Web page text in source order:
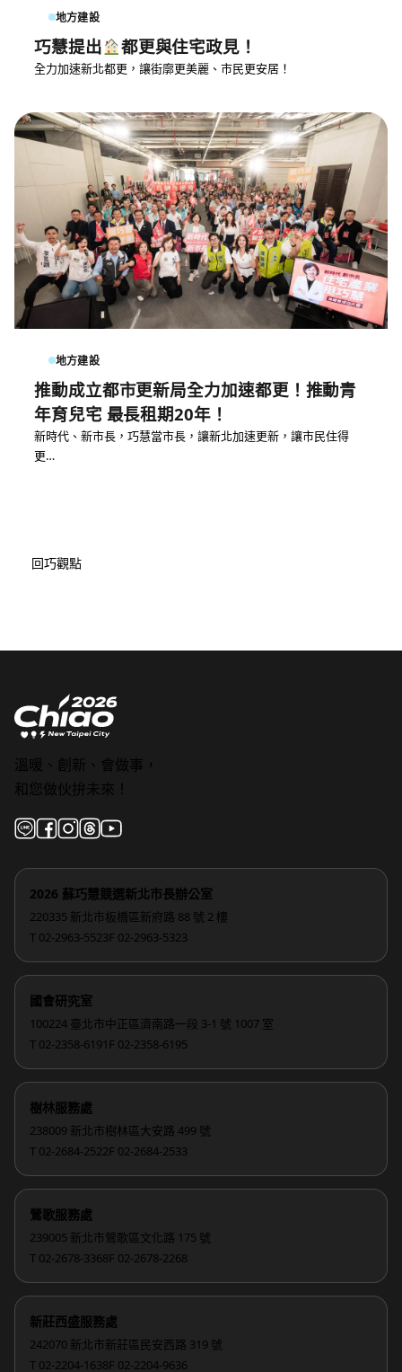
地方建設
巧慧提出 都更與住宅政見！
全力加速新北都更，讓街廓更美麗、市民更安居！
地方建設
推動成立都市更新局全力加速都更！推動青
年育兒宅 最長租期20年！
新時代、新市長，巧慧當市長，讓新北加速更新，讓市民住得
更…
回巧觀點
溫暖、創新、會做事，
和您做伙拚未來！
2026 蘇巧慧競選新北市長辦公室
220335 新北市板橋區新府路 88 號 2 樓
T 02-2963-5523F 02-2963-5323
國會研究室
100224 臺北市中正區濟南路一段 3-1 號 1007 室
T 02-2358-6191 F 02-2358-6195
樹林服務處
238009 新北市樹林區大安路 499 號
T 02-2684-2522F 02-2684-2533
鶯歌服務處
239005 新北市鶯歌區文化路 175 號
T 02-2678-3368F 02-2678-2268
新莊西盛服務處
242070 新北市新莊區民安西路 319 號
T 02-2204-1638F 02-2204-9636